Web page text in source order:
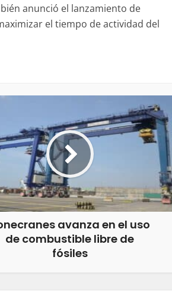
anunció el lanzamiento de
el tiempo de actividad del
avanza en el uso
de combustible libre de
fósiles